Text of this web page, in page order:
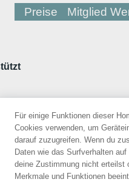
Preise Mitglied
Offizieller
Friedensortder
Für einige Funktionen dieser
Cookies verwenden, um
darauf zuzugreifen. Wenn du
Daten wie das Surfverhalten
deine Zustimmung nicht erteilst
Merkmale und Funktionen